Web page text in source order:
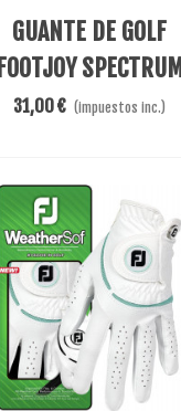
Ver Más
GUANTE DE GOLF
FOOTJOY SPECTRUM
LADY
31,00 € (impuestos inc.)